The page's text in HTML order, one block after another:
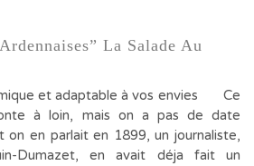
La Salade Au
et adaptable à vos envies Ce
à loin, mais on a pas de date
on en parlait en 1899, un journaliste,
Dumazet, en avait déja fait un